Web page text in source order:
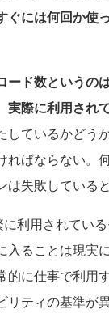
ぐには何回か使
ード数というの
実際に利用され
ているかどう
ればならない。
失敗していると
利用されてい
ることは現実
に仕事で利用
ティの基準が